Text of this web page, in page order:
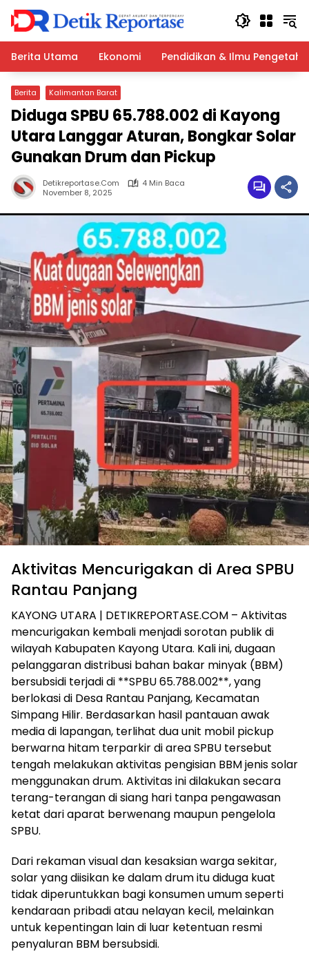
Langsung
konten
Berita Utama
Ekonomi Pendidikan & Ilmu
Berita Kalimantan Barat
Diduga SPBU 65.788.002 di Kayong
Utara Langgar Aturan, Bongkar Solar
Gunakan Drum dan Pickup
Detikreportase.com
4 Min Baca
November 8, 2025
Aktivitas Mencurigakan di Area SPBU
Rantau Panjang
KAYONG UTARA | DETIKREPORTASE.COM – Aktivitas
mencurigakan kembali menjadi sorotan publik di
wilayah Kabupaten Kayong Utara. Kali ini, dugaan
pelanggaran distribusi bahan bakar minyak (BBM)
bersubsidi terjadi di **SPBU 65.788.002**, yang
berlokasi di Desa Rantau Panjang, Kecamatan
Simpang Hilir. Berdasarkan hasil pantauan awak
media di lapangan, terlihat dua unit mobil pickup
berwarna hitam terparkir di area SPBU tersebut
tengah melakukan aktivitas pengisian BBM jenis solar
menggunakan drum. Aktivitas ini dilakukan secara
terang-terangan di siang hari tanpa pengawasan
ketat dari aparat berwenang maupun pengelola
SPBU.
Dari rekaman visual dan kesaksian warga sekitar,
solar yang diisikan ke dalam drum itu diduga kuat
tidak diperuntukkan bagi konsumen umum seperti
kendaraan pribadi atau nelayan kecil, melainkan
untuk kepentingan lain di luar ketentuan resmi
penyaluran BBM bersubsidi.